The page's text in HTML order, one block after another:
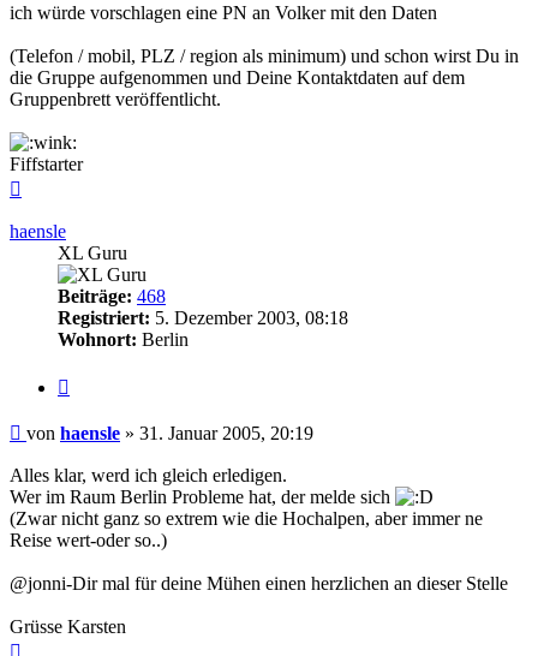
ich würde vorschlagen eine PN an Volker mit den Daten
(Telefon / mobil, PLZ / region als minimum) und schon wirst Du in
die Gruppe aufgenommen und Deine Kontaktdaten auf dem
Gruppenbrett veröffentlicht.
Fiffstarter
haensle
XL Guru
Beiträge: 468
Registriert: 5. Dezember 2003, 08:18
Wohnort: Berlin
Beitrag
von haensle » 31. Januar 2005, 20:19
Alles klar, werd ich gleich erledigen.
Wer im Raum Berlin Probleme hat, der melde sich
(Zwar nicht ganz so extrem wie die Hochalpen, aber immer ne
Reise wert-oder so..)
@jonni-Dir mal für deine Mühen einen herzlichen an dieser Stelle
Grüsse Karsten